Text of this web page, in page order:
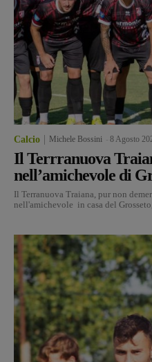
Calcio Michele Bossini 8 Agosto
Il Terrranuova
nell’amichevole di
Il Terranuova Traiana, pur non
nell'amichevole in casa del Grosseto,